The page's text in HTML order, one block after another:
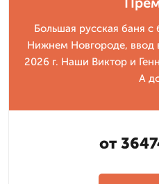
Большая русская баня
Нижнем Новгороде, ввод
2026 г. Наши Виктор и
А
от